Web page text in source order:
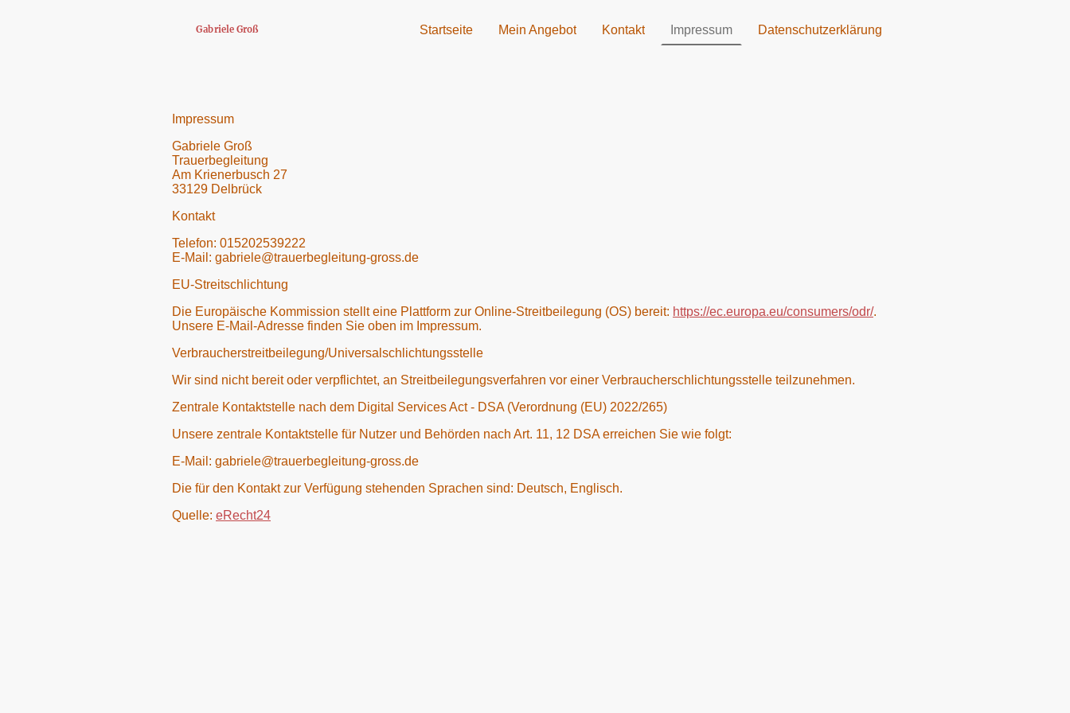
Gabriele Groß Startseite Mein Angebot Kontakt Impressum Datenschutzerklärung
Impressum
Gabriele Groß
Trauerbegleitung
Am Krienerbusch 27
33129 Delbrück
Kontakt
Telefon: 015202539222
E-Mail: gabriele@trauerbegleitung-gross.de
EU-Streitschlichtung
Die Europäische Kommission stellt eine Plattform zur Online-Streitbeilegung (OS) bereit: https://ec.europa.eu/consumers/odr/.
Unsere E-Mail-Adresse finden Sie oben im Impressum.
Verbraucher­streit­beilegung/Universal­schlichtungs­stelle
Wir sind nicht bereit oder verpflichtet, an Streitbeilegungsverfahren vor einer Verbraucherschlichtungsstelle teilzunehmen.
Zentrale Kontaktstelle nach dem Digital Services Act - DSA (Verordnung (EU) 2022/265)
Unsere zentrale Kontaktstelle für Nutzer und Behörden nach Art. 11, 12 DSA erreichen Sie wie folgt:
E-Mail: gabriele@trauerbegleitung-gross.de
Die für den Kontakt zur Verfügung stehenden Sprachen sind: Deutsch, Englisch.
Quelle: eRecht24